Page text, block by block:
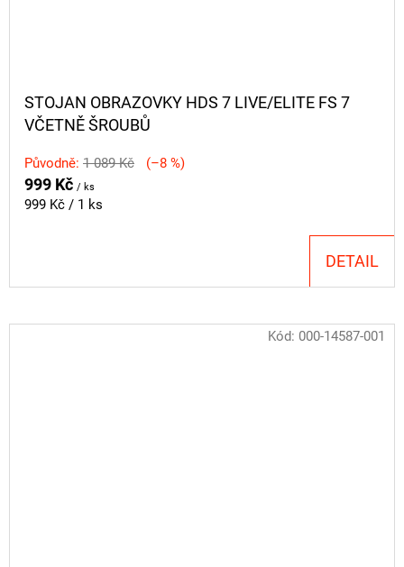
STOJAN OBRAZOVKY HDS 7 LIVE/ELITE FS 7
VČETNĚ ŠROUBŮ
Původně: 1 089 Kč (–8 %)
999 Kč / ks
Měrná
999 Kč / 1 ks
DETAIL
Kód: 000-14587-001